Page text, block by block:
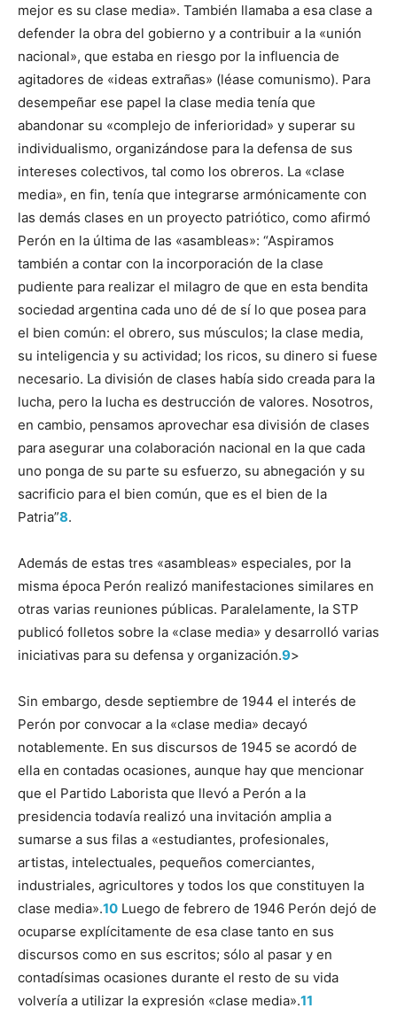
mejor es su clase media». También llamaba a esa clase a
defender la obra del gobierno y a contribuir a la «unión
nacional», que estaba en riesgo por la influencia de
agitadores de «ideas extrañas» (léase comunismo). Para
desempeñar ese papel la clase media tenía que
abandonar su «complejo de inferioridad» y superar su
individualismo, organizándose para la defensa de sus
intereses colectivos, tal como los obreros. La «clase
media», en fin, tenía que integrarse armónicamente con
las demás clases en un proyecto patriótico, como afirmó
Perón en la última de las «asambleas»: “Aspiramos
también a contar con la incorporación de la clase
pudiente para realizar el milagro de que en esta bendita
sociedad argentina cada uno dé de sí lo que posea para
el bien común: el obrero, sus músculos; la clase media,
su inteligencia y su actividad; los ricos, su dinero si fuese
necesario. La división de clases había sido creada para la
lucha, pero la lucha es destrucción de valores. Nosotros,
en cambio, pensamos aprovechar esa división de clases
para asegurar una colaboración nacional en la que cada
uno ponga de su parte su esfuerzo, su abnegación y su
sacrificio para el bien común, que es el bien de la
Patria”8.
Además de estas tres «asambleas» especiales, por la
misma época Perón realizó manifestaciones similares en
otras varias reuniones públicas. Paralelamente, la STP
publicó folletos sobre la «clase media» y desarrolló varias
iniciativas para su defensa y organización.9>
Sin embargo, desde septiembre de 1944 el interés de
Perón por convocar a la «clase media» decayó
notablemente. En sus discursos de 1945 se acordó de
ella en contadas ocasiones, aunque hay que mencionar
que el Partido Laborista que llevó a Perón a la
presidencia todavía realizó una invitación amplia a
sumarse a sus filas a «estudiantes, profesionales,
artistas, intelectuales, pequeños comerciantes,
industriales, agricultores y todos los que constituyen la
clase media».10 Luego de febrero de 1946 Perón dejó de
ocuparse explícitamente de esa clase tanto en sus
discursos como en sus escritos; sólo al pasar y en
contadísimas ocasiones durante el resto de su vida
volvería a utilizar la expresión «clase media».11